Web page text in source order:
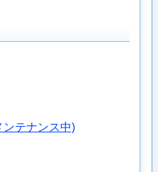
ンテナンス中)